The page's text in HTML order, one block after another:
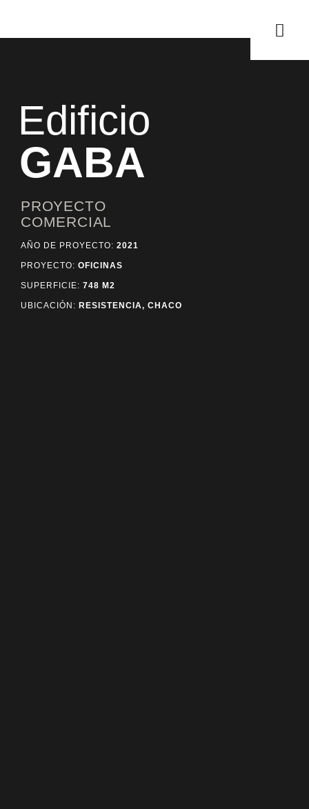
Edificio
GABA
PROYECTO
COMERCIAL
AÑO DE PROYECTO: 2021
PROYECTO: OFICINAS
SUPERFICIE: 748 M2
UBICACIÓN: RESISTENCIA, CHACO